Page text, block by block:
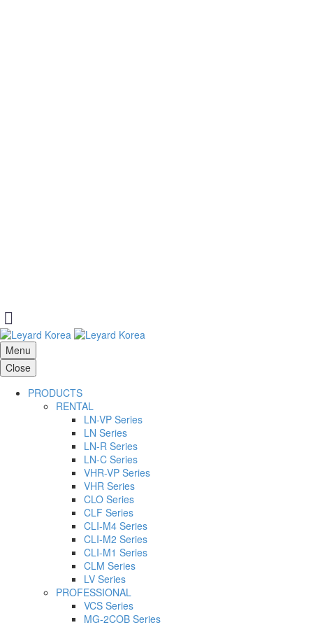
Menu
Close
PRODUCTS
RENTAL
LN-VP Series
LN Series
LN-R Series
LN-C Series
VHR-VP Series
VHR Series
CLO Series
CLF Series
CLI-M4 Series
CLI-M2 Series
CLI-M1 Series
CLM Series
LV Series
PROFESSIONAL
VCS Series
MG-2COB Series